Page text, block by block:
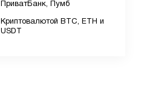
ПриватБанк, Пумб
Криптовалютой BTC, ETH и
USDT